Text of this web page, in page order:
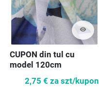
visibility
CUPON din tul cu
model 120cm
2,75 € za szt/kupon